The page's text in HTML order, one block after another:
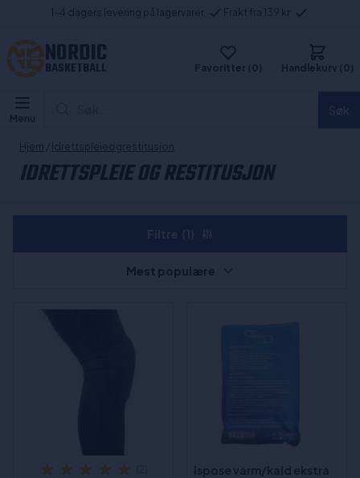
1-4 dagers levering på lagervarer Frakt fra 139 kr
NORDIC
BASKETBALL Favoritter (0) Handlekurv (0)
Menu
Hjem / Idrettspleieogrestitusjon
IDRETTSPLEIE OG RESTITUSJON
Ispose varm/kald ekstra
Mest populære